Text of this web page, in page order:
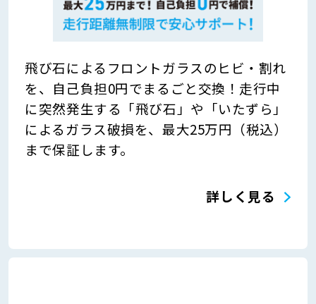
飛び石によるフロントガラスのヒビ・割れ
を、自己負担0円でまるごと交換！走行中
に突然発生する「飛び石」や「いたずら」
によるガラス破損を、最大25万円（税込）
まで保証します。
詳しく見る